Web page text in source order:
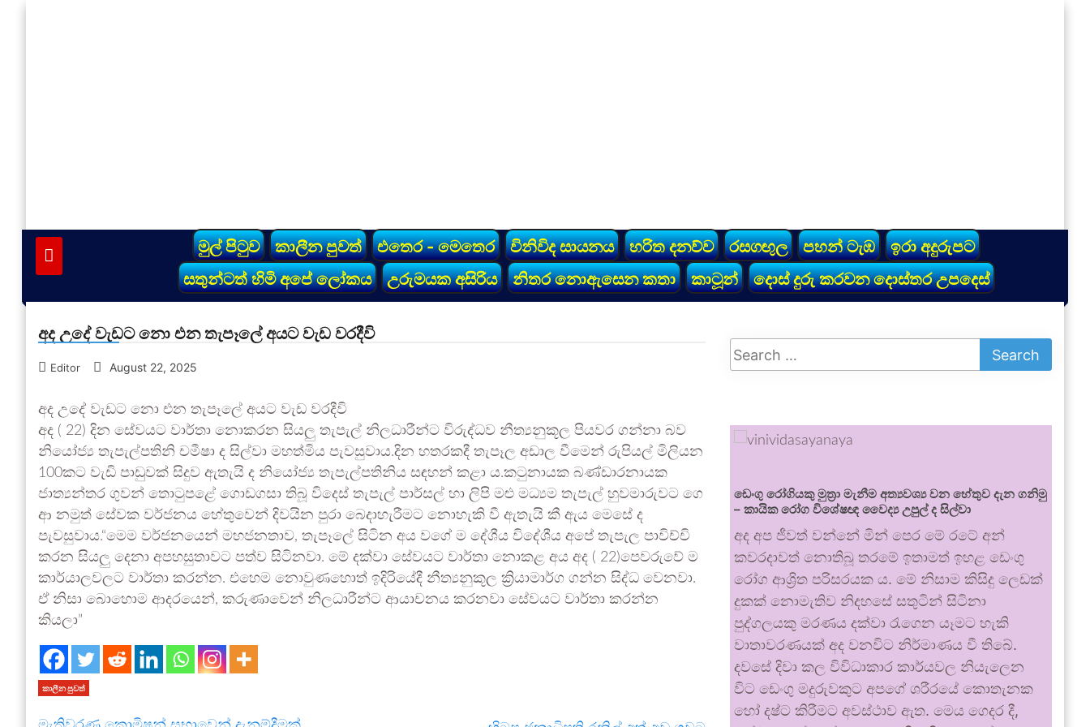
මුල් පිටුව කාලීන පුවත් එතෙර - මෙතෙර විනිවිද සායනය හරිත දනව්ව රසගඟුල පහන් ටැඹ
ඉරා අදුරුපට
සතුන්ටත් හිමි අපේ ලෝකය
උරුමයක අසිරිය නිතර නොඇසෙන කතා කාටූන් දොස් දුරු කරවන දොස්තර උපදෙස්
අද උදේ වැඩට නො එන තැපෑලේ අයට වැඩ වරදීවි
Editor August 22, 2025
අද උදේ වැඩට නො එන තැපෑලේ අයට වැඩ වරදීවි
අද ( 22) දින සේවයට වාර්තා නොකරන සියලු තැපැල් නිලධාරීන්ට විරුද්ධව නීත්‍යනුකූල පියවර ගන්නා බව
නියෝජ්‍ය තැපැල්පතිනි චමීෂා ද සිල්වා මහත්මිය පැවසුවාය.දින හතරකදී තැපෑල අඩාල වීමෙන් රුපියල් මිලියන
100කට වැඩි පාඩුවක් සිදුව ඇතැයි ද නියෝජ්‍ය තැපැල්පතිනිය සඳහන් කළා ය.කටුනායක බණ්ඩාරනායක
ජාත්‍යන්තර ගුවන් තොටුපළේ ගොඩගසා තිබූ විදෙස් තැපැල් පාර්සල් හා ලිපි මළු මධ්‍යම තැපැල් හුවමාරුවට ගෙ
ආ නමුත් සේවක වර්ජනය හේතුවෙන් දිවයින පුරා බෙදාහැරීමට නොහැකි වී ඇතැයි කී ඇය මෙසේ ද
පැවසුවාය.“මෙම වර්ජනයෙන් මහජනතාව, තැපෑලේ සිටින අය වගේ ම දේශීය විදේශීය අපේ තැපැල පාවිච්චි
කරන සියලු දෙනා අපහසුතාවට පත්ව සිටිනවා. මේ දක්වා සේවයට වාර්තා නොකළ අය අද ( 22)පෙවරුවේ ම
කාර්යාලවලට වාර්තා කරන්න. එහෙම නොවුණහොත් ඉදිරියේදී නීත්‍යනුකූල ක්‍රියාමාර්ග ගන්න සිද්ධ වෙනවා.
ඒ නිසා බොහොම ආදරයෙන්, කරුණාවෙන් නිලධාරීන්ට ආයාචනය කරනවා සේවයට වාර්තා කරන්න
කියලා”
කාලීන පුවත්
ඩෙංගු රෝගියකු ⁣මුත්‍රා මැනීම අත්‍යවශ්‍ය වන හේතුව දැන ගනිමු
– කායික රෝග විශේෂඥ වෛද්‍ය උපුල් ද සිල්වා
අද අප ජීවත් වන්නේ මින් පෙර මේ රටේ අන්
කවරදාවත් නොතිබූ තරමේ ඉතාමත් ඉහළ ඩෙංගු
රෝග ආශ්‍රිත පරිසරයක ය. මේ නිසාම කිසිදු ලෙඩක්
දුකක් නොමැතිව නිදහසේ සතුටින් සිටිනා
පුද්ගලයකු මරණය දක්වා රැගෙන යෑමට හැකි
වාතාවරණයක් අද වනවිට නිර්මාණය වී තිබේ.
දවසේ දිවා කල විවිධාකාර කාර්යවල නියැලෙන
විට ඩෙංගු මදුරුවකුට අපගේ ශරීරයේ කොතැනක
හෝ දෂ්ට කිරීමට අවස්ථාව ඇත. මෙය ගෙදර දී,